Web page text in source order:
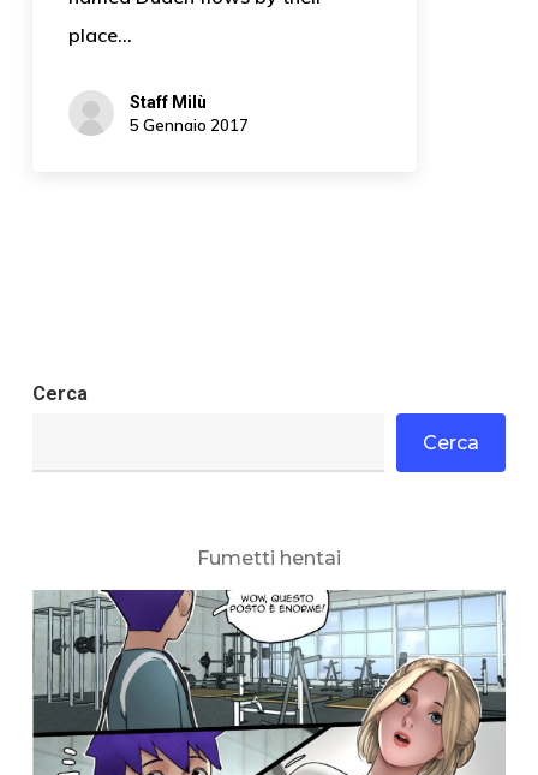
place…
Staff Milù
5 Gennaio 2017
Cerca
Cerca
Fumetti hentai